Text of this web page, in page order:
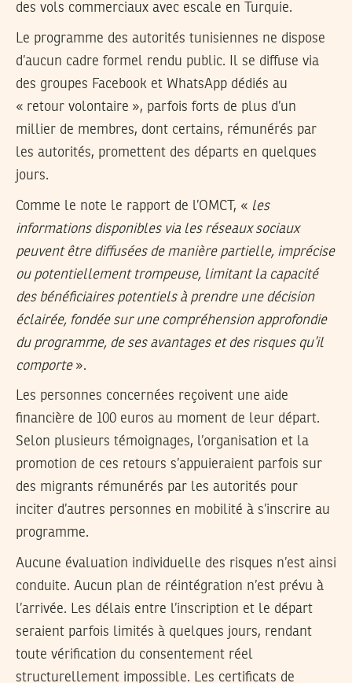
des vols commerciaux avec escale en Turquie.
Le programme des autorités tunisiennes ne dispose
d’aucun cadre formel rendu public. Il se diffuse via
des groupes Facebook et WhatsApp dédiés au
« retour volontaire », parfois forts de plus d’un
millier de membres, dont certains, rémunérés par
les autorités, promettent des départs en quelques
jours.
Comme le note le rapport de l’OMCT, « les
informations disponibles via les réseaux sociaux
peuvent être diffusées de manière partielle, imprécise
ou potentiellement trompeuse, limitant la capacité
des bénéficiaires potentiels à prendre une décision
éclairée, fondée sur une compréhension approfondie
du programme, de ses avantages et des risques qu’il
comporte ».
Les personnes concernées reçoivent une aide
financière de 100 euros au moment de leur départ.
Selon plusieurs témoignages, l’organisation et la
promotion de ces retours s’appuieraient parfois sur
des migrants rémunérés par les autorités pour
inciter d’autres personnes en mobilité à s’inscrire au
programme.
Aucune évaluation individuelle des risques n’est ainsi
conduite. Aucun plan de réintégration n’est prévu à
l’arrivée. Les délais entre l’inscription et le départ
seraient parfois limités à quelques jours, rendant
toute vérification du consentement réel
structurellement impossible. Les certificats de